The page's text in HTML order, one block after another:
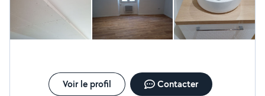
Voir le profil Contacter